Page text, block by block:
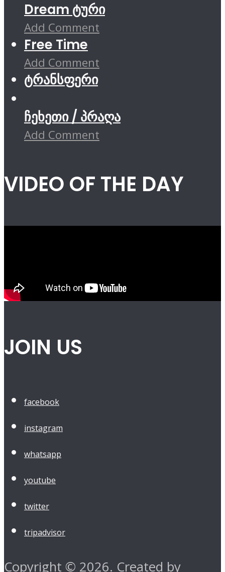
Dream ტური
Add Comment
Free Time
Add Comment
ტრანსფერი
ჩეხეთი / პრაღა
Add Comment
VIDEO OF THE DAY
JOIN US
facebook
instagram
whatsapp
youtube
twitter
tripadvisor
Copyright © 2026. Created by